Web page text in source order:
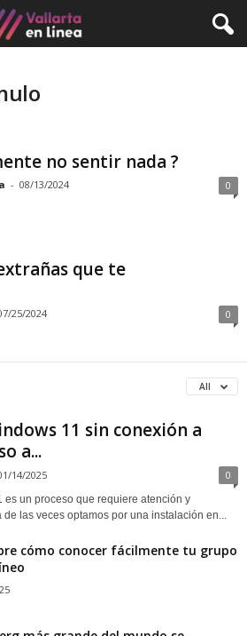
no sentir nada ?
- 08/13/2024 0
que te
25/2024 0
All
11 sin conexión a
a...
14/2025 0
es un proceso que requiere atención y
las veces optamos por una instalación en...
cómo conocer fácilmente tu grupo